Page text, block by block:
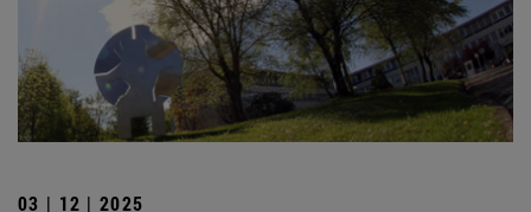
03 | 12 | 2025